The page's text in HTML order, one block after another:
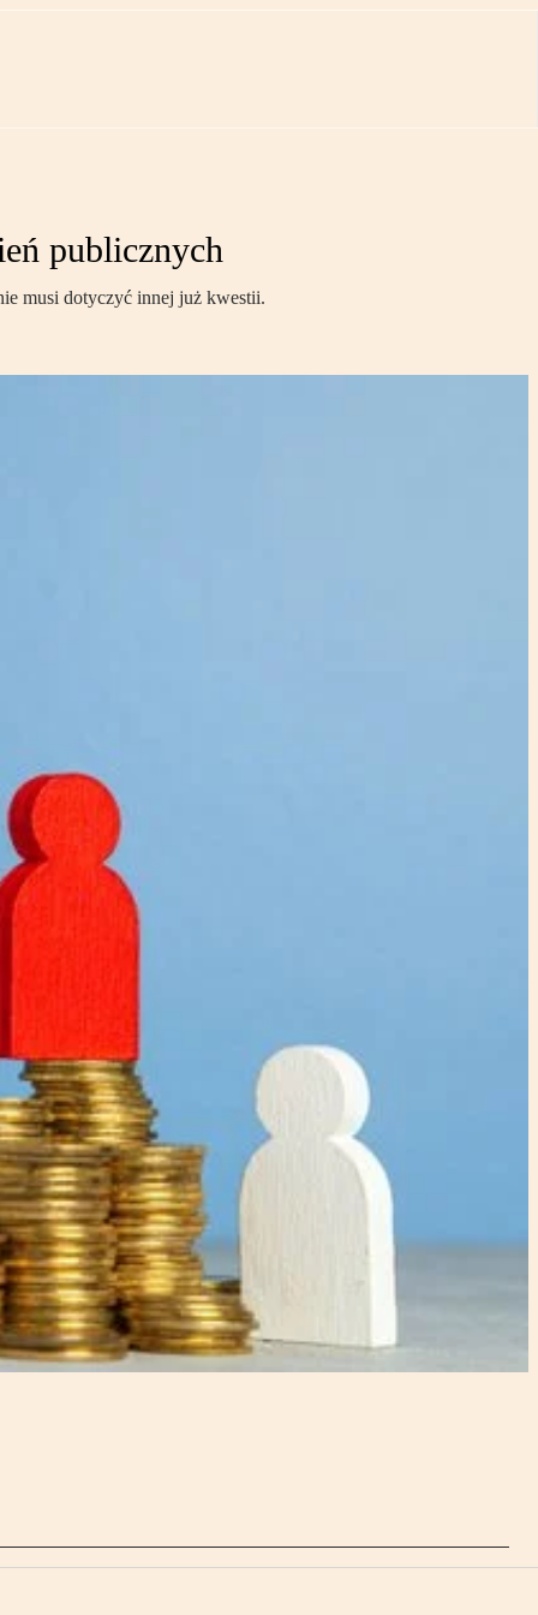
publicznych
musi dotyczyć innej już kwestii.